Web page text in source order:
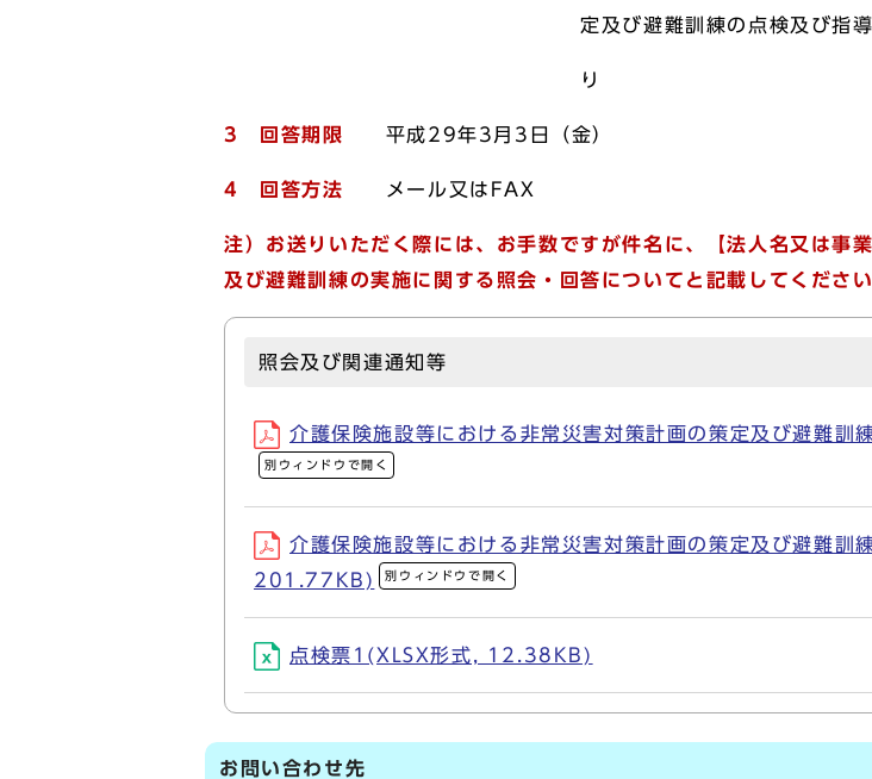
定及び避難訓練の点検及び指導・助言に
り
3 回答期限 平成29年3月3日（金）
4 回答方法 メール又はFAX
注）お送りいただく際には、お手数ですが件名に、【法人名又は事
及び避難訓練の実施に関する照会・回答についてと記載してください
照会及び関連通知等
介護保険施設等における非常災害対策計画の策定及び避難
別ウィンドウで開く
介護保険施設等における非常災害対策計画の策定及び避難訓
201.77KB)
別ウィンドウで開く
点検票1(XLSX形式, 12.38KB)
お問い合わせ先